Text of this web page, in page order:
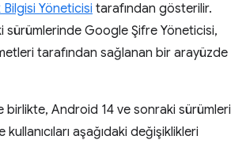
Bilgisi Yöneticisi tarafından gösterilir.
sürümlerinde Google Şifre Yöneticisi,
tarafından sağlanan bir arayüzde
birlikte, Android 14 ve sonraki sürümleri
kullanıcıları aşağıdaki değişiklikleri